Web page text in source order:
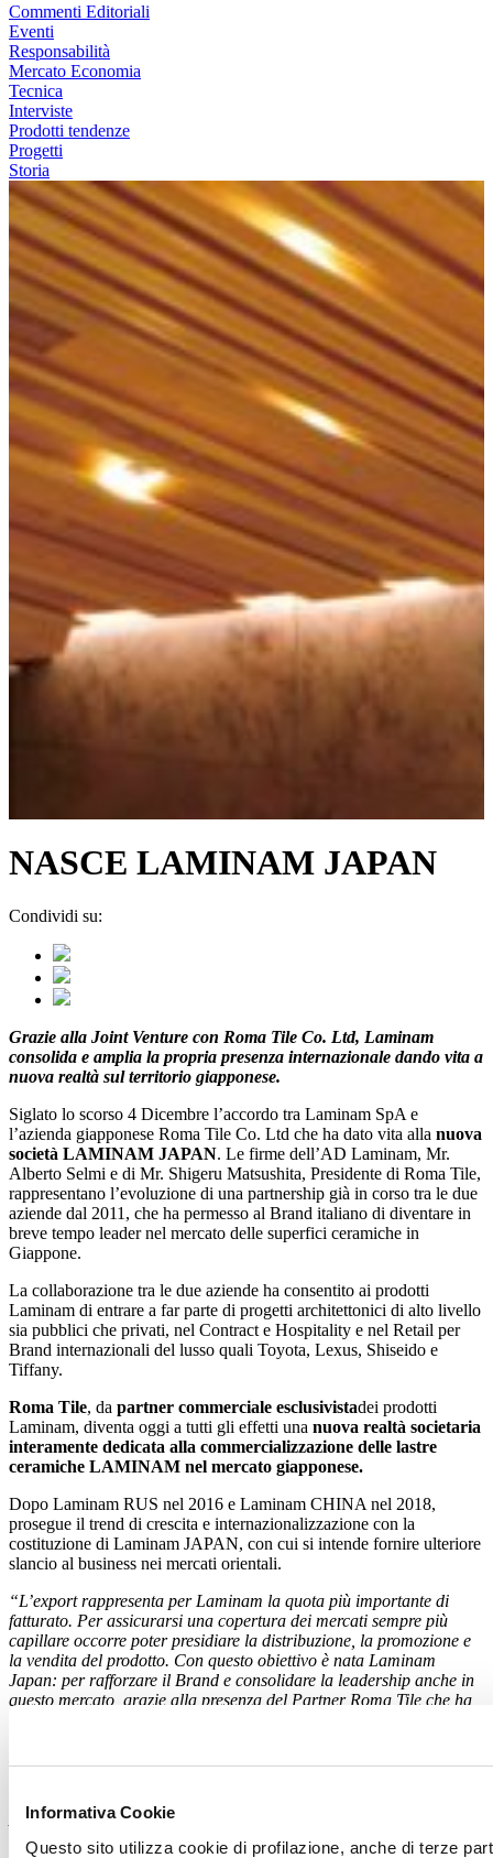
Informativa Cookie
Questo sito utilizza cookie di profilazione, anche di terze
Commenti Editoriali
Eventi
Responsabilità
Mercato Economia
Tecnica
Interviste
Prodotti tendenze
Progetti
Storia
NASCE LAMINAM JAPAN
Condividi su:
Grazie alla Joint Venture con Roma Tile Co. Ltd, Laminam
consolida e amplia la propria presenza internazionale dando vita a
nuova realtà sul territorio giapponese.
Siglato lo scorso 4 Dicembre l’accordo tra Laminam SpA e
l’azienda giapponese Roma Tile Co. Ltd che ha dato vita alla nuova
società LAMINAM JAPAN. Le firme dell’AD Laminam, Mr.
Alberto Selmi e di Mr. Shigeru Matsushita, Presidente di Roma Tile,
rappresentano l’evoluzione di una partnership già in corso tra le due
aziende dal 2011, che ha permesso al Brand italiano di diventare in
breve tempo leader nel mercato delle superfici ceramiche in
Giappone.
La collaborazione tra le due aziende ha consentito ai prodotti
Laminam di entrare a far parte di progetti architettonici di alto livello
sia pubblici che privati, nel Contract e Hospitality e nel Retail per
Brand internazionali del lusso quali Toyota, Lexus, Shiseido e
Tiffany.
Roma Tile, da partner commerciale esclusivistadei prodotti
Laminam, diventa oggi a tutti gli effetti una nuova realtà societaria
interamente dedicata alla commercializzazione delle lastre
ceramiche LAMINAM nel mercato giapponese.
Dopo Laminam RUS nel 2016 e Laminam CHINA nel 2018,
prosegue il trend di crescita e internazionalizzazione con la
costituzione di Laminam JAPAN, con cui si intende fornire ulteriore
slancio al business nei mercati orientali.
“L’export rappresenta per Laminam la quota più importante di
fatturato. Per assicurarsi una copertura dei mercati sempre più
capillare occorre poter presidiare la distribuzione, la promozione e
la vendita del prodotto. Con questo obiettivo è nata Laminam
Japan: per rafforzare il Brand e consolidare la leadership anche in
questo mercato, grazie alla presenza del Partner Roma Tile che ha
periodo chiamato “Reiwa”, che in giapponese significa Periodo di
bella armonia; in questo momento di speranza, una tappa